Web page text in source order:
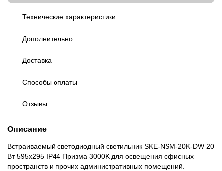
Технические характеристики
Дополнительно
Доставка
Способы оплаты
Отзывы
Описание
Встраиваемый светодиодный светильник SKE-NSM-20K-DW 20
Вт 595x295 IP44 Призма 3000K для освещения офисных
пространств и прочих административных помещений.